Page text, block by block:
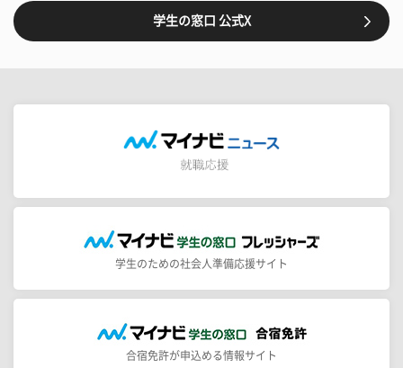
学生の窓口 公式X
学生のための社会人準備応援サイト
合宿免許が申込める情報サイト